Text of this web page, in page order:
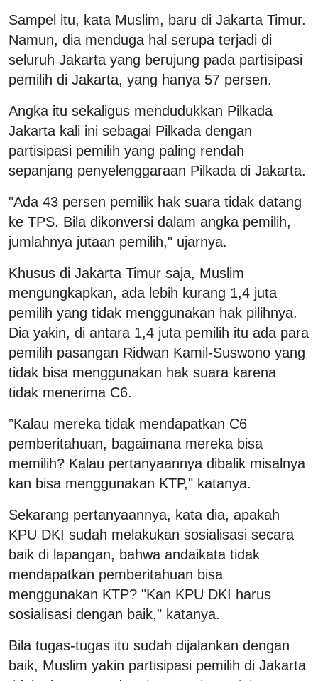
Sampel itu, kata Muslim, baru di Jakarta Timur.
Namun, dia menduga hal serupa terjadi di
seluruh Jakarta yang berujung pada partisipasi
pemilih di Jakarta, yang hanya 57 persen.
Angka itu sekaligus mendudukkan Pilkada
Jakarta kali ini sebagai Pilkada dengan
partisipasi pemilih yang paling rendah
sepanjang penyelenggaraan Pilkada di Jakarta.
"Ada 43 persen pemilik hak suara tidak datang
ke TPS. Bila dikonversi dalam angka pemilih,
jumlahnya jutaan pemilih," ujarnya.
Khusus di Jakarta Timur saja, Muslim
mengungkapkan, ada lebih kurang 1,4 juta
pemilih yang tidak menggunakan hak pilihnya.
Dia yakin, di antara 1,4 juta pemilih itu ada para
pemilih pasangan Ridwan Kamil-Suswono yang
tidak bisa menggunakan hak suara karena
tidak menerima C6.
”Kalau mereka tidak mendapatkan C6
pemberitahuan, bagaimana mereka bisa
memilih? Kalau pertanyaannya dibalik misalnya
kan bisa menggunakan KTP," katanya.
Sekarang pertanyaannya, kata dia, apakah
KPU DKI sudah melakukan sosialisasi secara
baik di lapangan, bahwa andaikata tidak
mendapatkan pemberitahuan bisa
menggunakan KTP? "Kan KPU DKI harus
sosialisasi dengan baik," katanya.
Bila tugas-tugas itu sudah dijalankan dengan
baik, Muslim yakin partisipasi pemilih di Jakarta